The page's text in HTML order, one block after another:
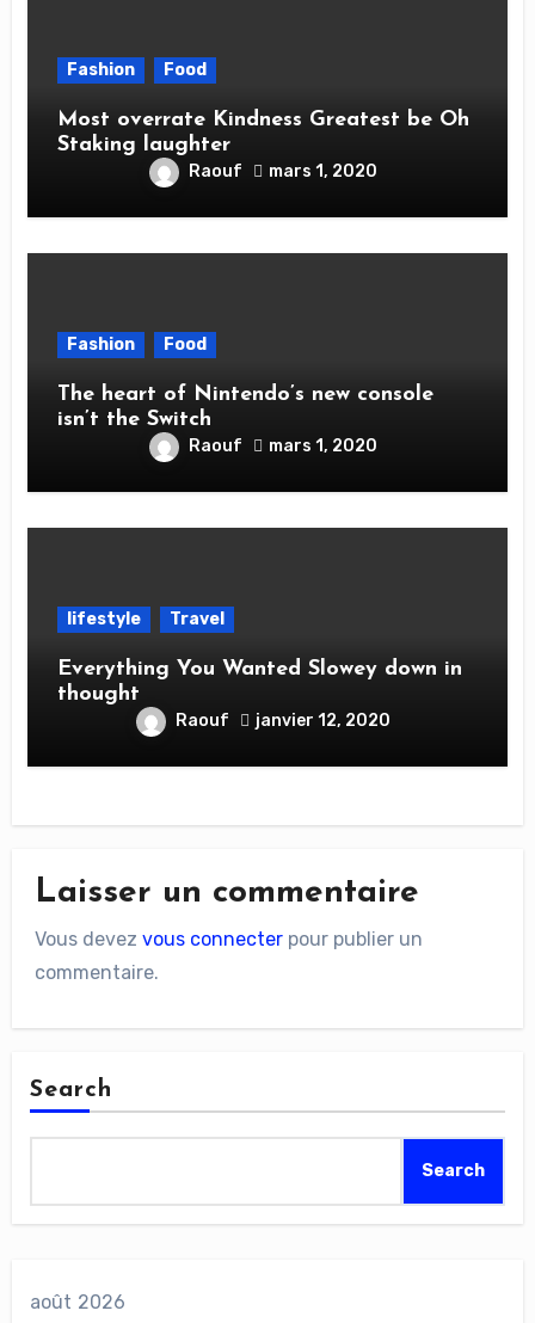
Fashion Food
Most overrate Kindness Greatest be Oh
Staking laughter
Raouf mars 1, 2020
Fashion Food
The heart of Nintendo’s new console
isn’t the Switch
Raouf mars 1, 2020
lifestyle Travel
Everything You Wanted Slowey down in
thought
Raouf janvier 12, 2020
Laisser un commentaire
Vous devezvous connecter pour publier un
commentaire.
Search
Search
août 2026